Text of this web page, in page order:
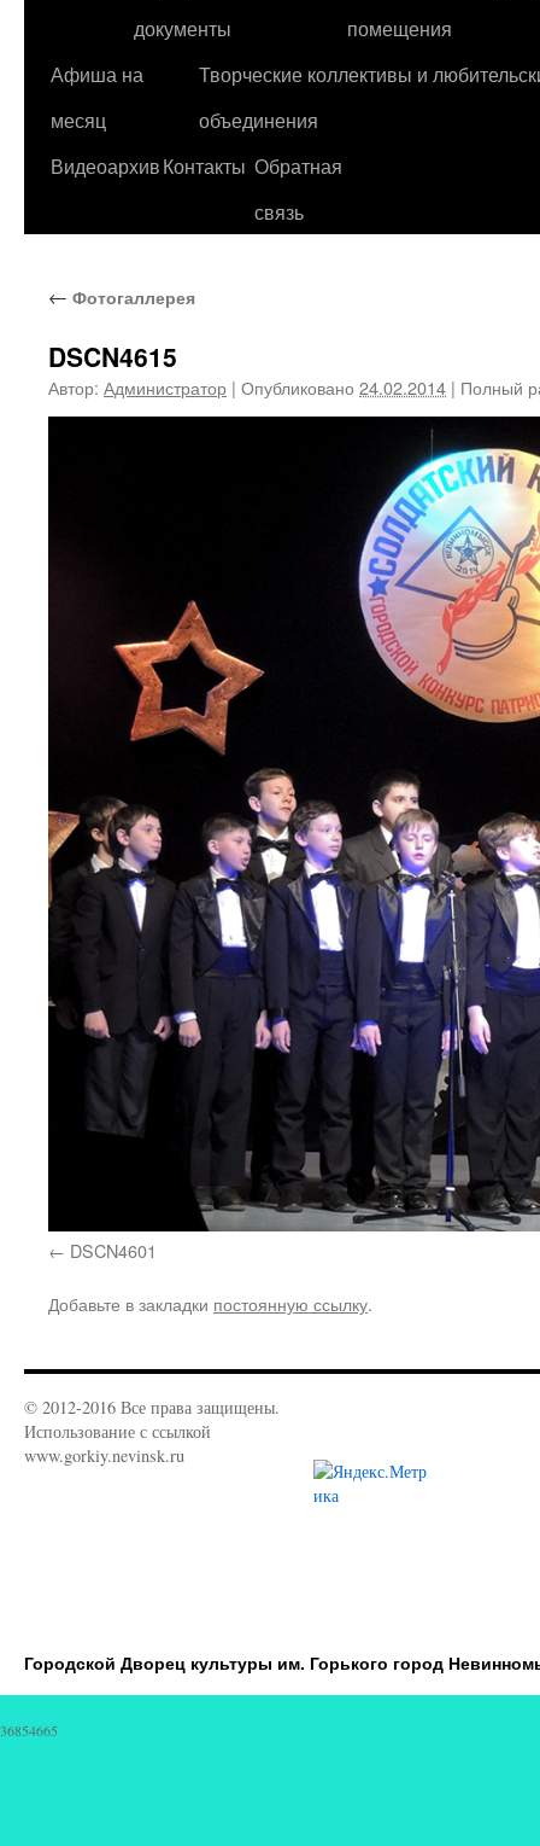
содержимому
документы
помещения
Афиша на
месяц
Творческие коллективы и
объединения
ВидеоархивКонтакты Обратная
связь
← Фотогаллерея
DSCN4615
Автор: Администратор | Опубликовано 24.02.2014 | Полный
DSCN4601
Добавьте в закладки постоянную ссылку.
© 2012-2016 Все права защищены.
Использование с ссылкой
www.gorkiy.nevinsk.ru
Городской Дворец культуры им. Горького город
36854665